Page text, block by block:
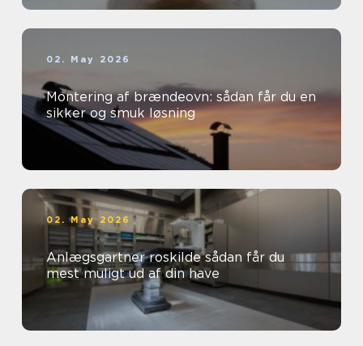
02. May 2026
Montering af brændeovn: sådan får du en
sikker og smuk løsning
02. May 2026
Anlægsgartner roskilde sådan får du
mest muligt ud af din have